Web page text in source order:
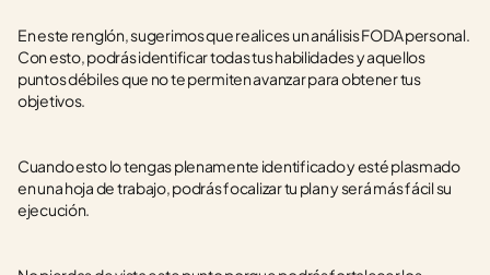
En este renglón, sugerimos que realices un análisis FODA personal.
Con esto, podrás identificar todas tus habilidades y aquellos
puntos débiles que no te permiten avanzar para obtener tus
objetivos.
Cuando esto lo tengas plenamente identificado y esté plasmado
en una hoja de trabajo, podrás focalizar tu plan y será más fácil su
ejecución.